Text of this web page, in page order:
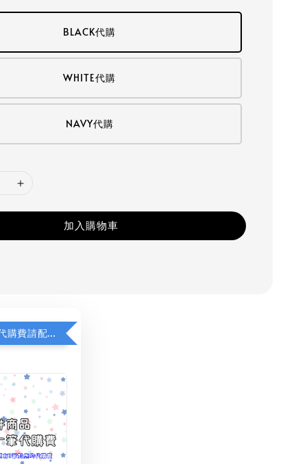
BLACK代購
WHITE代購
NAVY代購
加入購物車
若顯示未含代購費請配對加購(未加購視同無效訂單)